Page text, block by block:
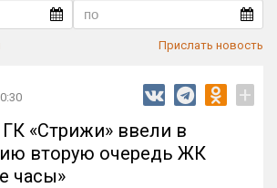
Прислать новость
+
«Стрижи» ввели в
вторую очередь ЖК
часы»